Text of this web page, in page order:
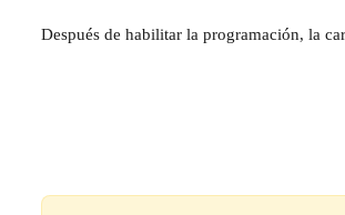
Después de habilitar la programación, la